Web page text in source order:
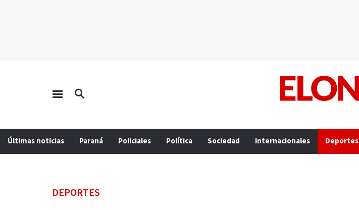
Últimas noticias Paraná Policiales Política Sociedad Internacionales Deportes
DEPORTES